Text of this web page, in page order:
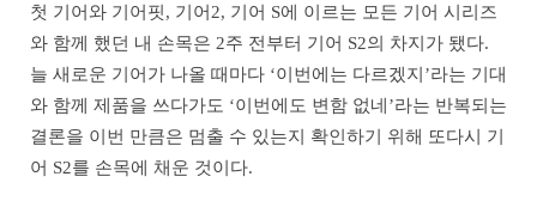
첫 기어와 기어핏, 기어2, 기어 S에 이르는 모든 기어 시리즈
와 함께 했던 내 손목은 2주 전부터 기어 S2의 차지가 됐다.
늘 새로운 기어가 나올 때마다 ‘이번에는 다르겠지’라는 기대
와 함께 제품을 쓰다가도 ‘이번에도 변함 없네’라는 반복되는
결론을 이번 만큼은 멈출 수 있는지 확인하기 위해 또다시 기
어 S2를 손목에 채운 것이다.